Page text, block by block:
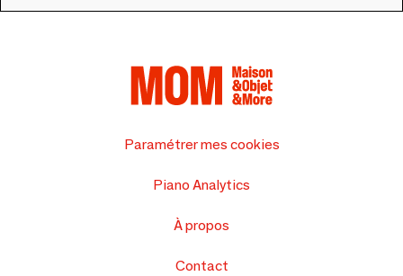
Paramétrer mes cookies
Piano Analytics
À propos
Contact